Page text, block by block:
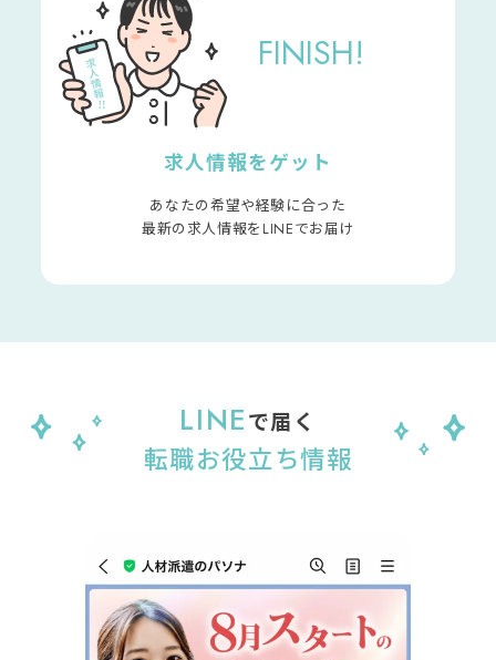
FINISH!
求人情報をゲット
あなたの希望や経験に合った
最新の求人情報をLINEでお届け
LINEで届く
転職お役立ち情報